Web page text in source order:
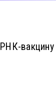
вакцину